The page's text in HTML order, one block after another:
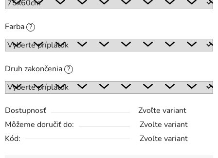
Farba ?
Druh zakončenia ?
Dostupnosť
Zvoľte variant
Môžeme doručiť do:
Zvoľte variant
Kód:
Zvoľte variant